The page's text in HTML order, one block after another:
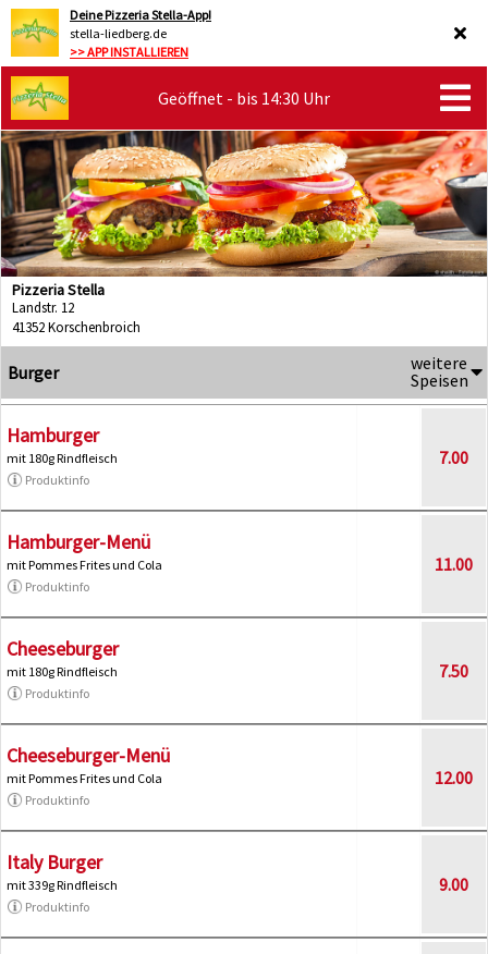
Deine Pizzeria Stella-App!
stella-liedberg.de
>> APP INSTALLIEREN
Geöffnet - bis 14:30 Uhr
Pizzeria Stella
Landstr. 12
41352 Korschenbroich
Burger
weitere
Speisen
Hamburger
mit 180g Rindfleisch
Produktinfo
7.00
Hamburger-Menü
mit Pommes Frites und Cola
Produktinfo
11.00
Cheeseburger
mit 180g Rindfleisch
Produktinfo
7.50
Cheeseburger-Menü
mit Pommes Frites und Cola
Produktinfo
12.00
Italy Burger
mit 339g Rindfleisch
Produktinfo
9.00